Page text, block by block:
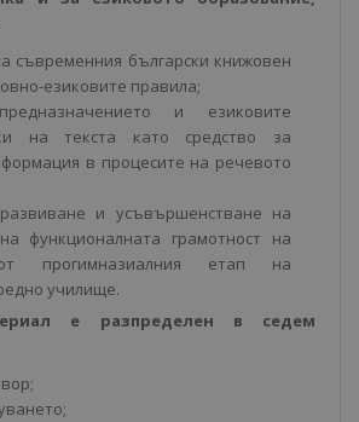
съвременния български книжовен
езиковите правила;
и езиковите
на текста като средство за
в процесите на речевото
и усъвършенстване на
функционалната грамотност на
прогимназиалния етап на
училище.
е разпределен в седем